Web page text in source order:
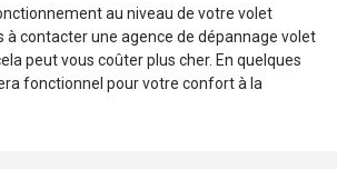
au niveau de votre volet
à contacter une agence de dépannage volet
peut vous coûter plus cher. En quelques
fonctionnel pour votre confort à la